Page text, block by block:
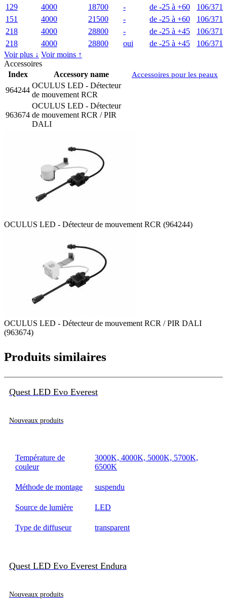
129
4000 18700 - de -25 à +60
106/371
151
4000 21500 - de -25 à +60
106/371
218
4000 28800 - de -25 à +45
106/371
218
4000 28800 oui de -25 à +45
106/371
Voir plus ↓ Voir moins ↑
Accessoires
Accessoires pour les peaux
Index
Accessory name
964244
OCULUS LED - Détecteur
de mouvement RCR
963674
OCULUS LED - Détecteur
de mouvement RCR / PIR
DALI
OCULUS LED - Détecteur de mouvement RCR (964244)
OCULUS LED - Détecteur de mouvement RCR / PIR DALI
(963674)
Produits similaires
Quest LED Evo Everest
Nouveaux produits
Température de
couleur
3000K, 4000K, 5000K, 5700K,
6500K
Méthode de montage suspendu
Source de lumière LED
Type de diffuseur transparent
Quest LED Evo Everest Endura
Nouveaux produits